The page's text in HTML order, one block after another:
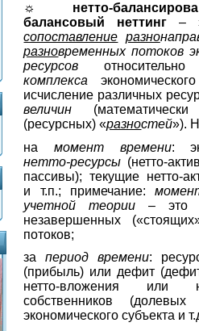
☼ нетто-
балансовый неттинг –
сопоставление разно
разновременных потоков
ресурсов
комплекса
исчисление различных
величин
(ресурсных) «разностей»).
намомент времени:
нетто-ресурсы (нетто-
пассивы); текущие нетто-
и т.п.; примечание:
учетной теории – это
незавершенных
потоков;
запериод времени:
(прибыль) или дефит
нетто-вложения или
собственников (долевых
экономического субъекта и